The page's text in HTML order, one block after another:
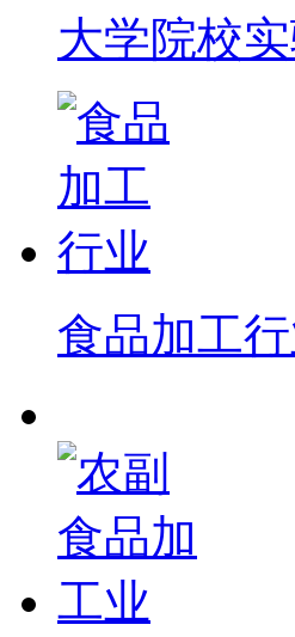
大学院校
食品加工